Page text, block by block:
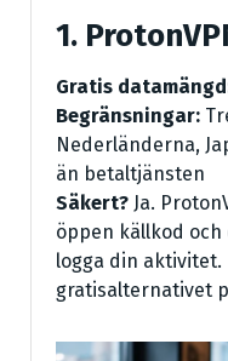
1.
Gratis
Begränsningar:
Nederländerna,
än betaltjänsten
Säkert? Ja.
öppen källkod
logga din
gratisalternativet